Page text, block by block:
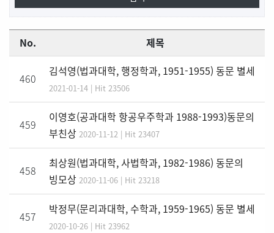
No. 제목
460
김석영(법과대학, 행정학과, 1951-1955) 동문 별세
2021-01-14 | Hit 23506
459
이영호(공과대학 항공우주학과 1988-1993)동문의
부친상 2020-11-12 | Hit 23407
458
최상원(법과대학, 사법학과, 1982-1986) 동문의
빙모상 2020-11-06 | Hit 23218
457
박정무(문리과대학, 수학과, 1959-1965) 동문 별세
2020-10-26 | Hit 23962